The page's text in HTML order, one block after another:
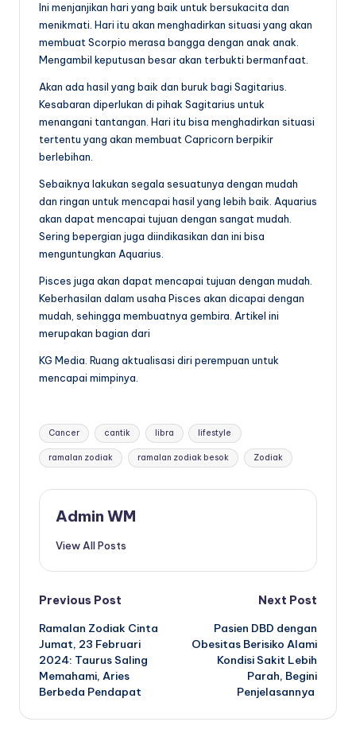
Ini menjanjikan hari yang baik untuk bersukacita dan
menikmati. Hari itu akan menghadirkan situasi yang akan
membuat Scorpio merasa bangga dengan anak anak.
Mengambil keputusan besar akan terbukti bermanfaat.
Akan ada hasil yang baik dan buruk bagi Sagitarius.
Kesabaran diperlukan di pihak Sagitarius untuk
menangani tantangan. Hari itu bisa menghadirkan situasi
tertentu yang akan membuat Capricorn berpikir
berlebihan.
Sebaiknya lakukan segala sesuatunya dengan mudah
dan ringan untuk mencapai hasil yang lebih baik. Aquarius
akan dapat mencapai tujuan dengan sangat mudah.
Sering bepergian juga diindikasikan dan ini bisa
menguntungkan Aquarius.
Pisces juga akan dapat mencapai tujuan dengan mudah.
Keberhasilan dalam usaha Pisces akan dicapai dengan
mudah, sehingga membuatnya gembira. Artikel ini
merupakan bagian dari
KG Media. Ruang aktualisasi diri perempuan untuk
mencapai mimpinya.
Tags:
Cancer cantik libra lifestyle
ramalan zodiak ramalan zodiak besok Zodiak
Admin WM
View All Posts
Post
navigation
Previous Post
Ramalan Zodiak Cinta
Jumat, 23 Februari
2024: Taurus Saling
Memahami, Aries
Berbeda Pendapat
Next Post
Pasien DBD dengan
Obesitas Berisiko Alami
Kondisi Sakit Lebih
Parah, Begini
Penjelasannya